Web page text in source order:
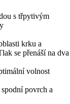
s třpytivým
krku a
se přenáší na dva
volnost
povrch a